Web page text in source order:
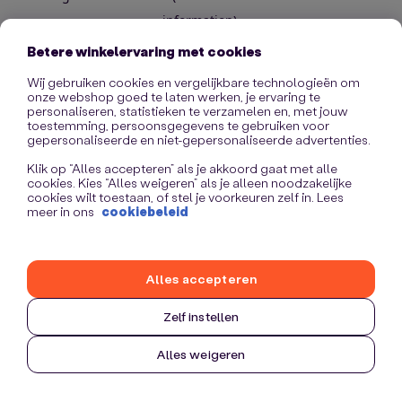
information).
Betere winkelervaring met cookies
Wij gebruiken cookies en vergelijkbare technologieën om
onze webshop goed te laten werken, je ervaring te
personaliseren, statistieken te verzamelen en, met jouw
toestemming, persoonsgegevens te gebruiken voor
gepersonaliseerde en niet-gepersonaliseerde advertenties.
Klik op “Alles accepteren” als je akkoord gaat met alle
cookies. Kies “Alles weigeren” als je alleen noodzakelijke
cookies wilt toestaan, of stel je voorkeuren zelf in. Lees
meer in ons cookiebeleid
Zelf instellen
Alles weigeren
Alles accepteren